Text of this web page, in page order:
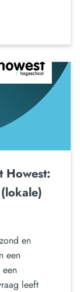
Howest:
en
een
leeft